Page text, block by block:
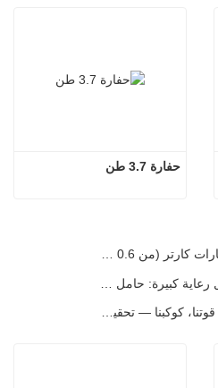
حفارة 3.7 طن
دليل خبير لاختيار حفارات كارتر (من 0.6 طن إلى 60 طن) لتحقيق الكفاءة المثلى في موقع العمل